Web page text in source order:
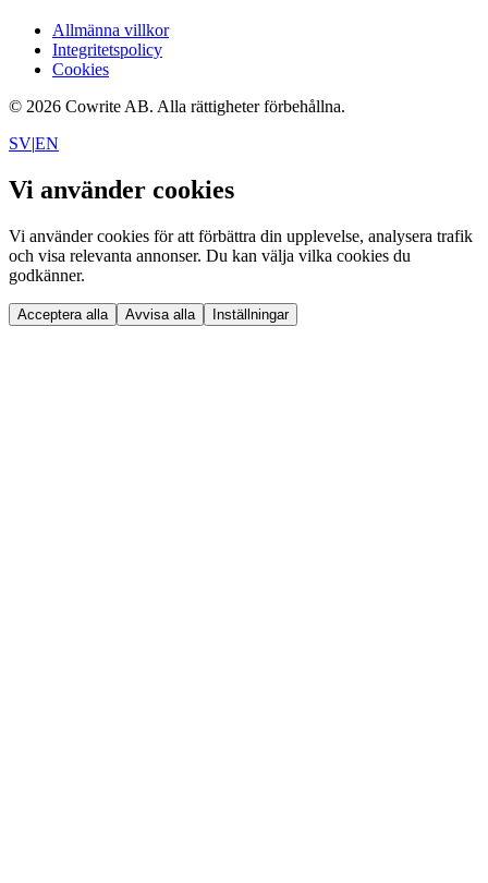
Allmänna villkor
Integritetspolicy
Cookies
© 2026 Cowrite AB. Alla rättigheter förbehållna.
SV|EN
Vi använder cookies
Vi använder cookies för att förbättra din upplevelse, analysera trafik
och visa relevanta annonser. Du kan välja vilka cookies du
godkänner.
Acceptera alla Avvisa alla Inställningar